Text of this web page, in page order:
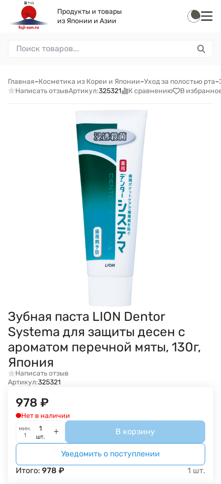
Продукты и товары
из Японии и Азии
Главная–Косметика из Кореи и Японии–Уход за полостью рта–
Написать отзывАртикул:325321 К сравнению В
Зубная паста LION Dentor
Systema для защиты десен с
ароматом перечной мяты, 130г,
Япония
Написать отзыв
Артикул:325321
978 ₽
Нет в наличии
мин.
1
шт.
В корзину
Уведомить о поступлении
Итого: 978 ₽ 1 шт.